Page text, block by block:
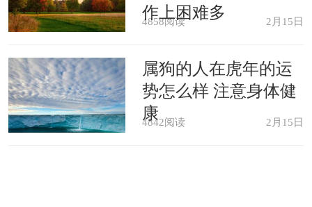
作上困难多
4858阅读 2月15日
属狗的人在虎年的运
势怎么样 注意身体健
康
4842阅读 2月15日